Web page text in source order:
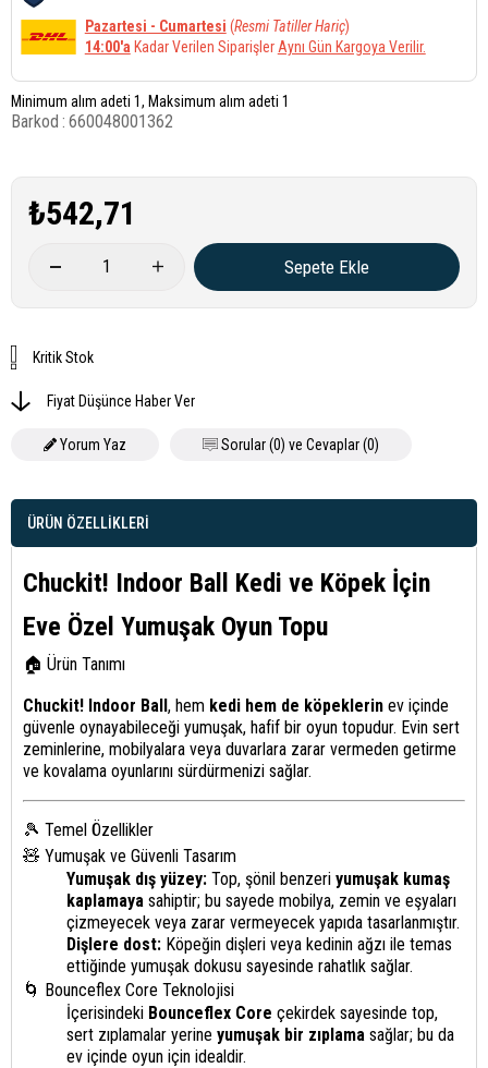
Pazartesi - Cumartesi (Resmi Tatiller Hariç)
14:00'a Kadar Verilen Siparişler Aynı Gün Kargoya Verilir.
Minimum alım adeti 1, Maksimum alım adeti 1
Barkod : 660048001362
₺542,71
Kritik Stok
Fiyat Düşünce Haber Ver
Yorum Yaz Sorular (0) ve Cevaplar (0)
ÜRÜN ÖZELLIKLERI
Chuckit! Indoor Ball Kedi ve Köpek İçin
Eve Özel Yumuşak Oyun Topu
🏠 Ürün Tanımı
Chuckit! Indoor Ball, hem kedi hem de köpeklerin ev içinde
güvenle oynayabileceği yumuşak, hafif bir oyun topudur. Evin sert
zeminlerine, mobilyalara veya duvarlara zarar vermeden getirme
ve kovalama oyunlarını sürdürmenizi sağlar.
🎾 Temel Özellikler
🧸 Yumuşak ve Güvenli Tasarım
Yumuşak dış yüzey: Top, şönil benzeri yumuşak kumaş
kaplamaya sahiptir; bu sayede mobilya, zemin ve eşyaları
çizmeyecek veya zarar vermeyecek yapıda tasarlanmıştır.
Dişlere dost: Köpeğin dişleri veya kedinin ağzı ile temas
ettiğinde yumuşak dokusu sayesinde rahatlık sağlar.
🌀 Bounceflex Core Teknolojisi
İçerisindeki Bounceflex Core çekirdek sayesinde top,
sert zıplamalar yerine yumuşak bir zıplama sağlar; bu da
ev içinde oyun için idealdir.